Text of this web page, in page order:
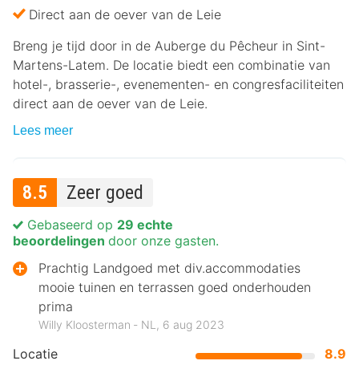
Direct aan de oever van de Leie
Breng je tijd door in de Auberge du Pêcheur in Sint-
Martens-Latem. De locatie biedt een combinatie van
hotel-, brasserie-, evenementen- en congresfaciliteiten
direct aan de oever van de Leie.
Lees meer
8.5 Zeer goed
Locatie
8.9
Gebaseerd op 29 echte
beoordelingen door onze gasten.
Prachtig Landgoed met div.accommodaties
mooie tuinen en terrassen goed onderhouden
prima
Willy Kloosterman ‐ NL, 6 aug 2023